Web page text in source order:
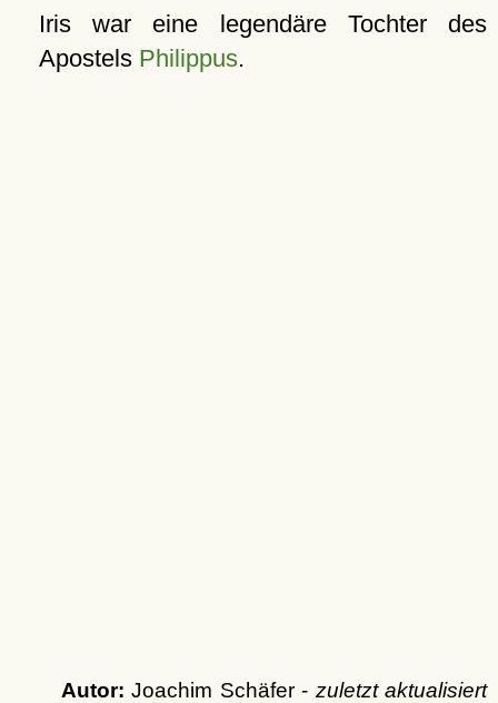
Iris war eine legendäre Tochter des
Apostels Philippus.
Autor: Joachim Schäfer - zuletzt aktualisiert